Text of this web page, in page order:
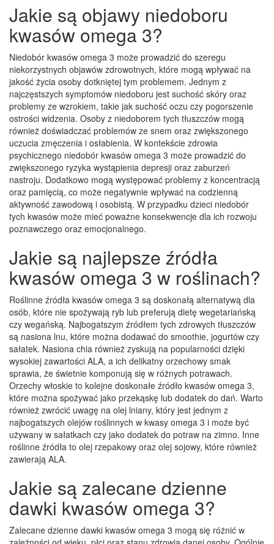
Jakie są objawy niedoboru
kwasów omega 3?
Niedobór kwasów omega 3 może prowadzić do szeregu
niekorzystnych objawów zdrowotnych, które mogą wpływać na
jakość życia osoby dotkniętej tym problemem. Jednym z
najczęstszych symptomów niedoboru jest suchość skóry oraz
problemy ze wzrokiem, takie jak suchość oczu czy pogorszenie
ostrości widzenia. Osoby z niedoborem tych tłuszczów mogą
również doświadczać problemów ze snem oraz zwiększonego
uczucia zmęczenia i osłabienia. W kontekście zdrowia
psychicznego niedobór kwasów omega 3 może prowadzić do
zwiększonego ryzyka wystąpienia depresji oraz zaburzeń
nastroju. Dodatkowo mogą występować problemy z koncentracją
oraz pamięcią, co może negatywnie wpływać na codzienną
aktywność zawodową i osobistą. W przypadku dzieci niedobór
tych kwasów może mieć poważne konsekwencje dla ich rozwoju
poznawczego oraz emocjonalnego.
Jakie są najlepsze źródła
kwasów omega 3 w roślinach?
Roślinne źródła kwasów omega 3 są doskonałą alternatywą dla
osób, które nie spożywają ryb lub preferują dietę wegetariańską
czy wegańską. Najbogatszym źródłem tych zdrowych tłuszczów
są nasiona lnu, które można dodawać do smoothie, jogurtów czy
sałatek. Nasiona chia również zyskują na popularności dzięki
wysokiej zawartości ALA, a ich delikatny orzechowy smak
sprawia, że świetnie komponują się w różnych potrawach.
Orzechy włoskie to kolejne doskonałe źródło kwasów omega 3,
które można spożywać jako przekąskę lub dodatek do dań. Warto
również zwrócić uwagę na olej lniany, który jest jednym z
najbogatszych olejów roślinnych w kwasy omega 3 i może być
używany w sałatkach czy jako dodatek do potraw na zimno. Inne
roślinne źródła to olej rzepakowy oraz olej sojowy, które również
zawierają ALA.
Jakie są zalecane dzienne
dawki kwasów omega 3?
Zalecane dzienne dawki kwasów omega 3 mogą się różnić w